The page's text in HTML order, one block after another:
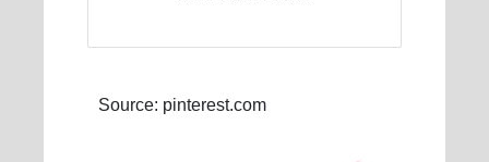
Source: pinterest.com